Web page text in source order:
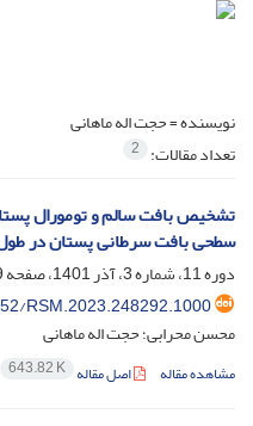
نویسنده =حجت اله ماهانی
تعداد مقالات: 2
تشخیص بافت سالم و تومورال
سطحی بافت سرطانی پستان در طول
دوره 11، شماره 3، آذر 1401، صفحه
RSM.2023.248292.1000
محسن محرابی؛ حجت اله ماهانی
مشاهده مقاله اصل مقاله 643.82 K